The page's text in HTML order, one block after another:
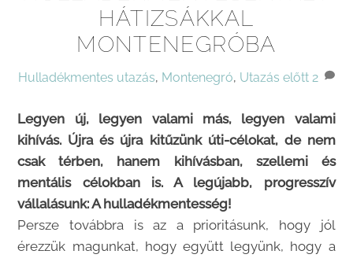
HÁTIZSÁKKAL
MONTENEGRÓBA
Hulladékmentes utazás, Montenegró, Utazás előtt 2
Legyen új, legyen valami más, legyen valami
kihívás. Újra és újra kitűzünk úti-célokat, de nem
csak térben, hanem kihívásban, szellemi és
mentális célokban is. A legújabb, progresszív
vállalásunk: A hulladékmentesség!
Persze továbbra is az a prioritásunk, hogy jól
érezzük magunkat, hogy együtt legyünk, hogy a